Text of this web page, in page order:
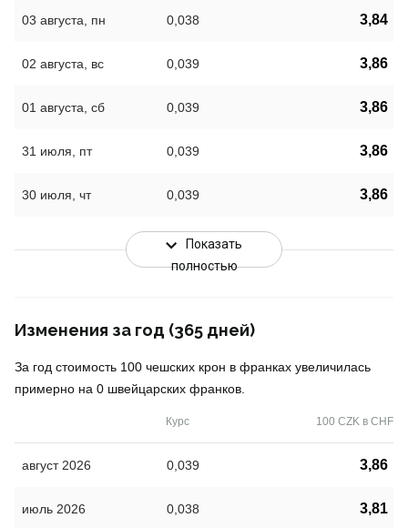
03 августа, пн 0,038 3,84
02 августа, вс 0,039 3,86
01 августа, сб 0,039 3,86
31 июля, пт 0,039 3,86
30 июля, чт 0,039 3,86
Показать
полностью
Изменения за год (365 дней)
За год стоимость 100 чешских крон в франках увеличилась
примерно на 0 швейцарских франков.
Курс 100 CZK в CHF
август 2026 0,039 3,86
июль 2026 0,038 3,81